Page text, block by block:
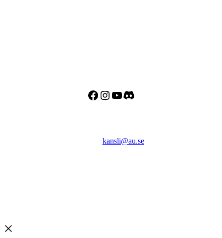
Facebook
Instagram
YouTube
Discord
kansli@au.se